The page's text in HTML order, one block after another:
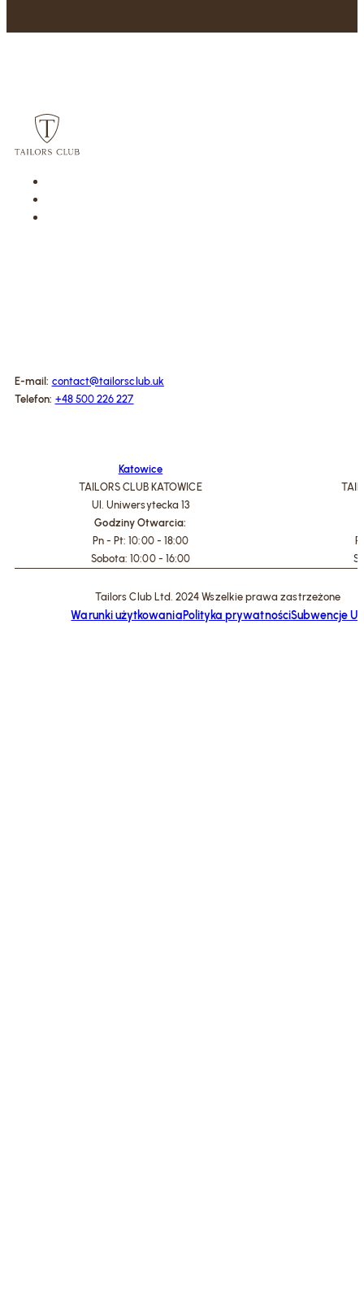
E-mail: contact@tailorsclub.uk
Telefon: +48 500 226 227
Katowice
TAILORS CLUB KATOWICE
Ul. Uniwersytecka 13
Godziny Otwarcia:
Pn - Pt: 10:00 - 18:00
Sobota: 10:00 - 16:00
Tailors Club Ltd. 2024 Wszelkie prawa zastrzeżone
Warunki użytkowaniaPolityka prywatnościSubwencje UE